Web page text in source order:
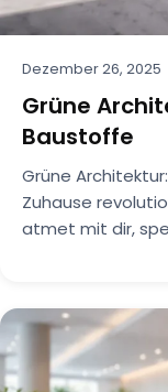
Dezember 26, 2025
Grüne
Baustoffe
Grüne
Zuhause
atmet mit dir,